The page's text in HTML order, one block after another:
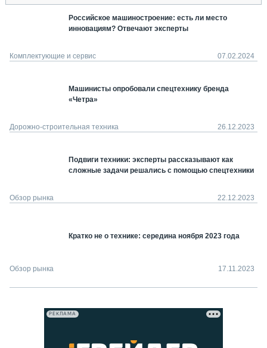
Российское машиностроение: есть ли место
инновациям? Отвечают эксперты
Комплектующие и сервис 07.02.2024
Машинисты опробовали спецтехнику бренда
«Четра»
Дорожно-строительная техника 26.12.2023
Подвиги техники: эксперты рассказывают как
сложные задачи решались с помощью спецтехники
Обзор рынка 22.12.2023
Кратко не о технике: середина ноября 2023 года
Обзор рынка 17.11.2023
РЕКЛАМА